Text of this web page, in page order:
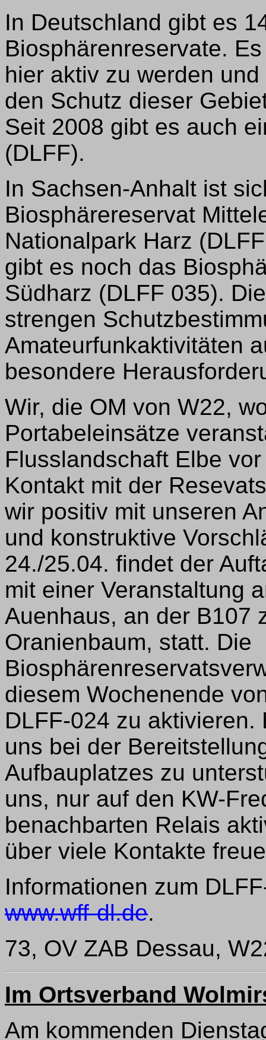
In Deutschland gibt es
Biosphärenreservate.
hier aktiv zu werden
den Schutz dieser
Seit 2008 gibt es auch
(DLFF).
In Sachsen-Anhalt ist
Biosphärereservat
Nationalpark Harz
gibt es noch das
Südharz (DLFF 035).
strengen
Amateurfunkaktivitäten
besondere
Wir, die OM von W22,
Portabeleinsätze
Flusslandschaft Elbe
Kontakt mit der
wir positiv mit unseren
und konstruktive
24./25.04. findet der
mit einer Veranstaltung
Auenhaus, an der B107
Oranienbaum, statt. Die
diesem Wochenende
DLFF-024 zu
uns bei der
Aufbauplatzes zu
uns, nur auf den KW-
benachbarten Relais
über viele Kontakte
Informationen zum
www.wff-dl.de.
73, OV ZAB Dessau,
Im Ortsverband
Am kommenden